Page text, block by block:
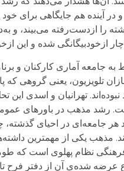
در آینده هم جایگاهی برای
را ازدست‌رفته می‌بیند، و
ازخودبیگانگی شده و این
به جامعه آماری کارکنان و
تلویزیون، یعنی
است. رشد مذهب در باورهای
جامعه‌ای در احیای گذشته،
مذهب یکی از مهمترین
نظام پهلوی است که